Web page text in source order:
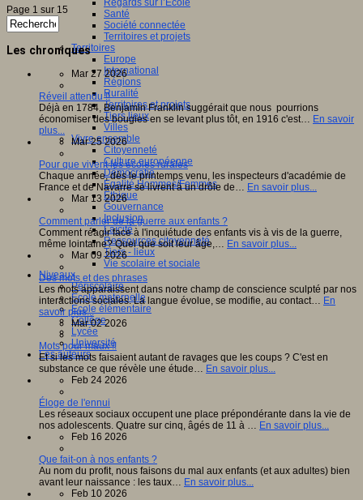
Regards sur l’Ecole
Santé
Société connectée
Territoires et projets
Territoires
Europe
International
Régions
Ruralité
Territoires et projets
Tiers lieux
Villes
Vivre ensemble
Citoyenneté
Culture européenne
Démocratie
Egalité Hommes/Femmes
Ethique
Gouvernance
Inclusion
Laïcité
Ressources citoyenneté
Tiers - lieux
Vie scolaire et sociale
Niveaux
Périscolaire
Ecole maternelle
Ecole élémentaire
Collège
Lycée
Université
Les auteurs
Page 1 sur 15
Les chroniques
Mar 27 2026
Réveil attendu !!
Déjà en 1784, Benjamin Franklin suggérait que nous pourrions
économiser des bougies en se levant plus tôt, en 1916 c'est… En savoir
plus...
Mar 25 2026
Pour que vivent les écoles rurales
Chaque année, dès le printemps venu, les inspecteurs d'académie de
France et de Navarre se livrent à un drôle de… En savoir plus...
Mar 13 2026
Comment parler de la guerre aux enfants ?
Comment réagir face à l'inquiétude des enfants vis à vis de la guerre,
même lointaine? Quel que soit leur âge,… En savoir plus...
Mar 09 2026
Des mots et des phrases
Les mots apparaissent dans notre champ de conscience sculpté par nos
interactions sociales. La langue évolue, se modifie, au contact… En
savoir plus...
Mar 02 2026
Mots pour maux !!
Et si les mots faisaient autant de ravages que les coups ? C'est en
substance ce que révèle une étude… En savoir plus...
Feb 24 2026
Éloge de l'ennui
Les réseaux sociaux occupent une place prépondérante dans la vie de
nos adolescents. Quatre sur cinq, âgés de 11 à … En savoir plus...
Feb 16 2026
Que fait-on à nos enfants ?
Au nom du profit, nous faisons du mal aux enfants (et aux adultes) bien
avant leur naissance : les taux… En savoir plus...
Feb 10 2026